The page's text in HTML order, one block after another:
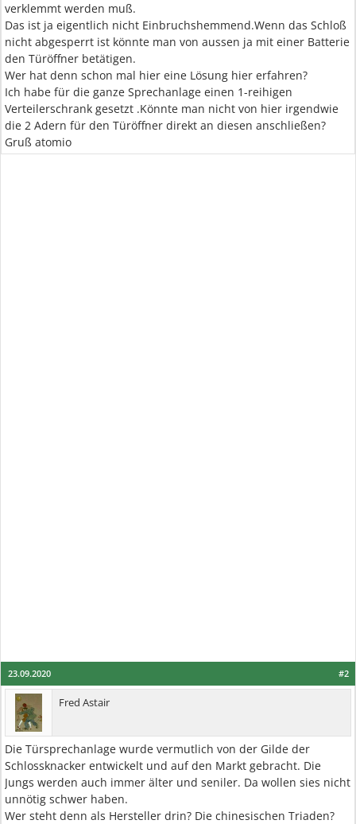
verklemmt werden muß.
Das ist ja eigentlich nicht Einbruchshemmend.Wenn das Schloß
nicht abgesperrt ist könnte man von aussen ja mit einer Batterie
den Türöffner betätigen.
Wer hat denn schon mal hier eine Lösung hier erfahren?
Ich habe für die ganze Sprechanlage einen 1-reihigen
Verteilerschrank gesetzt .Könnte man nicht von hier irgendwie
die 2 Adern für den Türöffner direkt an diesen anschließen?
Gruß atomio
#2
23.09.2020
Fred Astair
Die Türsprechanlage wurde vermutlich von der Gilde der
Schlossknacker entwickelt und auf den Markt gebracht. Die
Jungs werden auch immer älter und seniler. Da wollen sies nicht
unnötig schwer haben.
Wer steht denn als Hersteller drin? Die chinesischen Triaden?